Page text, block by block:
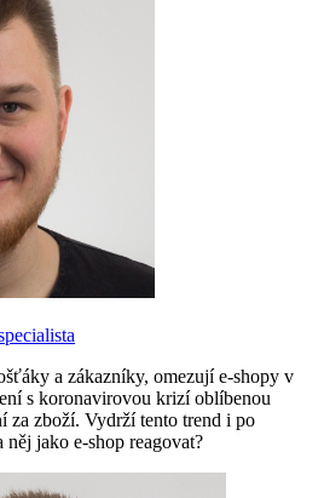
a zákazníky, omezují e-shopy v
s koronavirovou krizí oblíbenou
za zboží. Vydrží tento trend i po
něj jako e-shop reagovat?